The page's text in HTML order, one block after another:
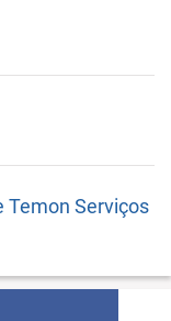
Temon Serviços